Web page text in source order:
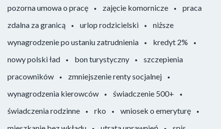
pozorna umowa o pracę
zajęcie komornicze
praca
zdalna za granicą
urlop rodzicielski
niższe
wynagrodzenie po ustaniu zatrudnienia
kredyt 2%
nowy polski ład
bon turystyczny
szczepienia
pracowników
zmniejszenie renty socjalnej
wynagrodzenia kierowców
świadczenie 500+
świadczenia rodzinne
rko
wniosek o emeryturę